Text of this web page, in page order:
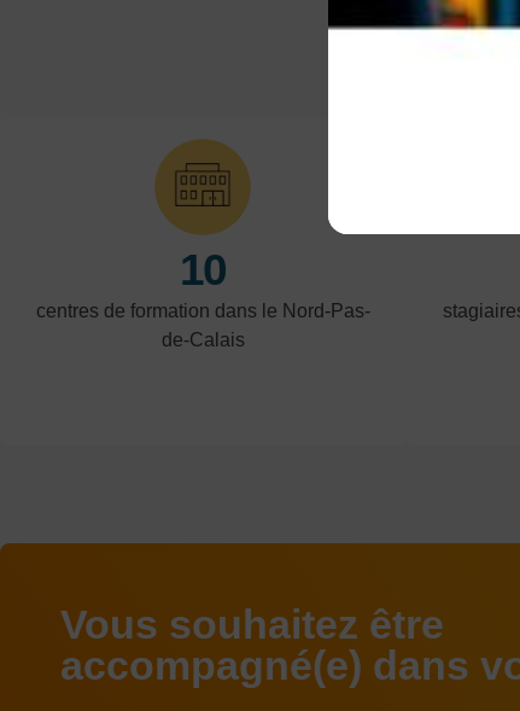
10
centres de formation dans le Nord-Pas-
de-Calais
Vous souhaitez être
accompagné(e) dans